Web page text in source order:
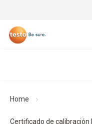
Home
Certificado de